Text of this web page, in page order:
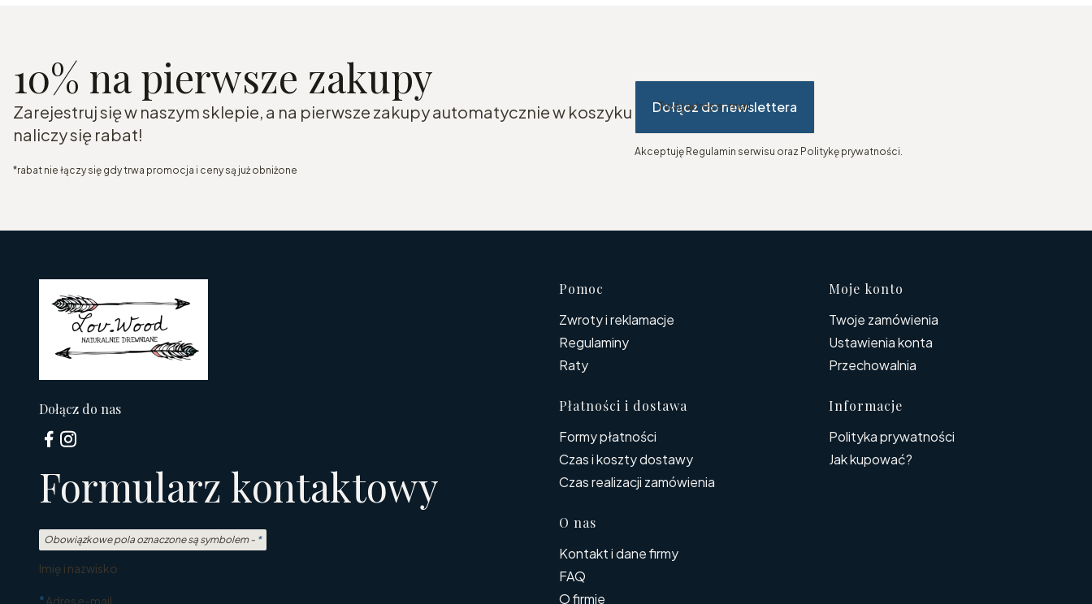
10% na pierwsze zakupy
Zarejestruj się w naszym sklepie, a na pierwsze zakupy automatycznie w koszyku
naliczy się rabat!
*rabat nie łączy się gdy trwa promocja i ceny są już obniżone
Twój adres e-mail
Dołącz do newslettera
Akceptuję Regulamin serwisu oraz Politykę prywatności.
Dołącz do nas
Formularz kontaktowy
Obowiązkowe pola oznaczone są symbolem - *
Imię i nazwisko
*Adres e-mail
Linki w stopce
Pomoc
Zwroty i reklamacje
Regulaminy
Raty
Moje konto
Twoje zamówienia
Ustawienia konta
Przechowalnia
Płatności i dostawa
Formy płatności
Czas i koszty dostawy
Czas realizacji zamówienia
Informacje
Polityka prywatności
Jak kupować?
O nas
Kontakt i dane firmy
FAQ
O firmie